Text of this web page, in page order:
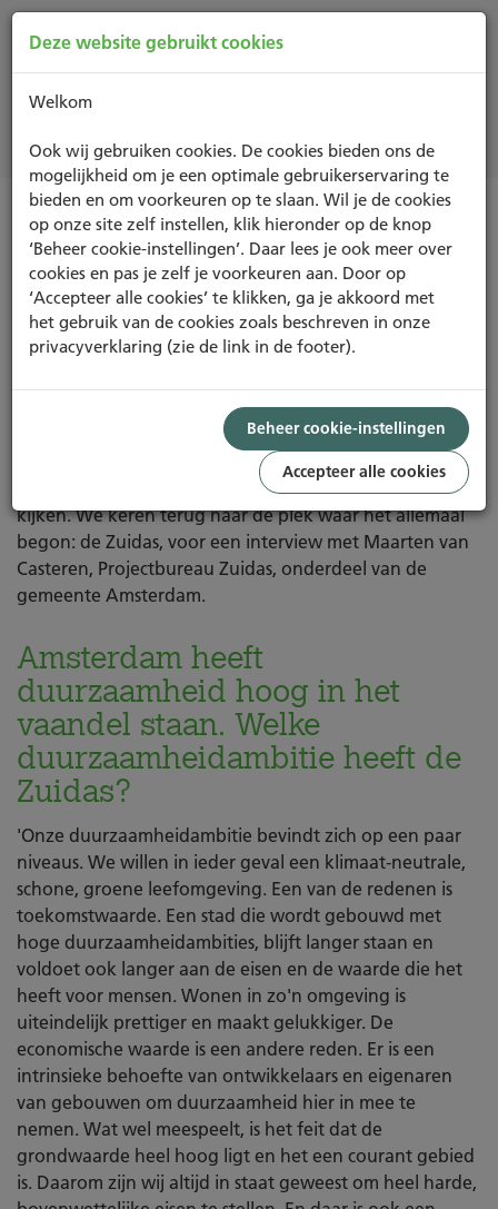
Nieuws
Nieuwsoverzicht
‘Voor de acceptatie van het stellen
van eisen aan gebouwen heeft
BREEAM ons heel veel gebracht’
BREEAM-NL bestaat 10 jaar in Nederland. Een mooi
moment om terug te blikken, maar ook vooruit te
kijken. We keren terug naar de plek waar het allemaal
begon: de Zuidas, voor een interview met Maarten van
Casteren, Projectbureau Zuidas, onderdeel van de
gemeente Amsterdam.
Amsterdam heeft
duurzaamheid hoog in het
vaandel staan. Welke
duurzaamheidambitie heeft de
Zuidas?
'Onze duurzaamheidambitie bevindt zich op een paar
niveaus. We willen in ieder geval een klimaat-neutrale,
schone, groene leefomgeving. Een van de redenen is
toekomstwaarde. Een stad die wordt gebouwd met
hoge duurzaamheidambities, blijft langer staan en
voldoet ook langer aan de eisen en de waarde die het
heeft voor mensen. Wonen in zo'n omgeving is
uiteindelijk prettiger en maakt gelukkiger. De
economische waarde is een andere reden. Er is een
intrinsieke behoefte van ontwikkelaars en eigenaren
van gebouwen om duurzaamheid hier in mee te
nemen. Wat wel meespeelt, is het feit dat de
grondwaarde heel hoog ligt en het een courant gebied
is. Daarom zijn wij altijd in staat geweest om heel harde,
Deze website gebruikt cookies
Welkom
Ook wij gebruiken cookies. De cookies bieden ons de
mogelijkheid om je een optimale gebruikerservaring te
bieden en om voorkeuren op te slaan. Wil je de cookies
op onze site zelf instellen, klik hieronder op de knop
‘Beheer cookie-instellingen’. Daar lees je ook meer over
cookies en pas je zelf je voorkeuren aan. Door op
‘Accepteer alle cookies’ te klikken, ga je akkoord met
het gebruik van de cookies zoals beschreven in onze
privacyverklaring (zie de link in de footer).
Beheer cookie-instellingen
Accepteer alle cookies